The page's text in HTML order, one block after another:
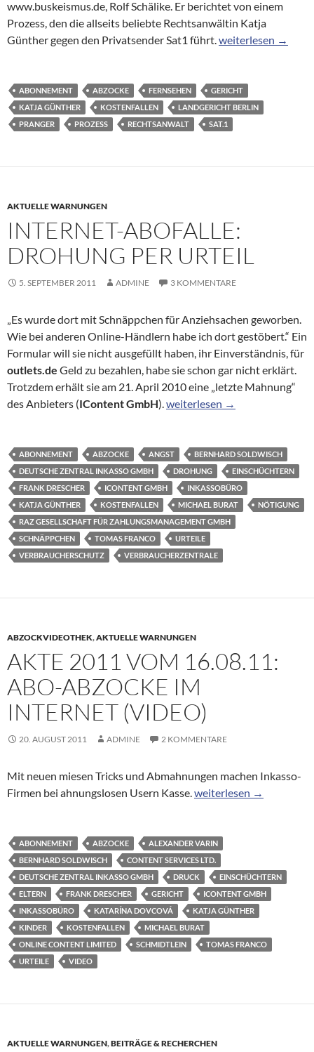
www.buskeismus.de, Rolf Schälike. Er berichtet von einem
Prozess, den die allseits beliebte Rechtsanwältin Katja
Günther gegen den Privatsender Sat1 führt.LG Berlin:
weiterlesen →
ABONNEMENT ABZOCKE FERNSEHEN
GERICHT
KATJA GÜNTHER
KOSTENFALLEN
LANDGERICHT BERLIN
PRANGER
PROZESS RECHTSANWALT SAT.1
AKTUELLE WARNUNGEN
INTERNET-ABOFALLE:
DROHUNG PER URTEIL
5. SEPTEMBER 2011 ADMINE 3 KOMMENTARE
„Es wurde dort mit Schnäppchen für Anziehsachen geworben.
Wie bei anderen Online-Händlern habe ich dort gestöbert.“ Ein
Formular will sie nicht ausgefüllt haben, ihr Einverständnis, für
outlets.de Geld zu bezahlen, habe sie schon gar nicht erklärt.
Trotzdem erhält sie am 21. April 2010 eine „letzte Mahnung“
des Anbieters (IContent GmbH).Internet-Abofalle: Drohung
weiterlesen →
ABONNEMENT ABZOCKE ANGST
BERNHARD SOLDWISCH
DEUTSCHE ZENTRAL INKASSO GMBH
DROHUNG
EINSCHÜCHTERN
FRANK DRESCHER
ICONTENT GMBH
INKASSOBÜRO
KATJA GÜNTHER
KOSTENFALLEN MICHAEL BURAT
NÖTIGUNG
RAZ GESELLSCHAFT FÜR ZAHLUNGSMANAGEMENT GMBH
SCHNÄPPCHEN
TOMAS FRANCO
URTEILE
VERBRAUCHERSCHUTZ
VERBRAUCHERZENTRALE
ABZOCKVIDEOTHEK,AKTUELLE WARNUNGEN
AKTE 2011 VOM 16.08.11:
ABO-ABZOCKE IM
INTERNET (VIDEO)
20. AUGUST 2011 ADMINE 2 KOMMENTARE
Mit neuen miesen Tricks und Abmahnungen machen Inkasso-
Firmen bei ahnungslosen Usern Kasse.Akte 2011 vom
weiterlesen →
ABONNEMENT ABZOCKE
ALEXANDER VARIN
BERNHARD SOLDWISCH
CONTENT SERVICES LTD.
DEUTSCHE ZENTRAL INKASSO GMBH
DRUCK
EINSCHÜCHTERN
ELTERN
FRANK DRESCHER GERICHT
ICONTENT GMBH
INKASSOBÜRO
KATARÍNA DOVCOVÁ
KATJA GÜNTHER
KINDER
KOSTENFALLEN
MICHAEL BURAT
ONLINE CONTENT LIMITED
SCHMIDTLEIN
TOMAS FRANCO
URTEILE
VIDEO
AKTUELLE WARNUNGEN,BEITRÄGE & RECHERCHEN